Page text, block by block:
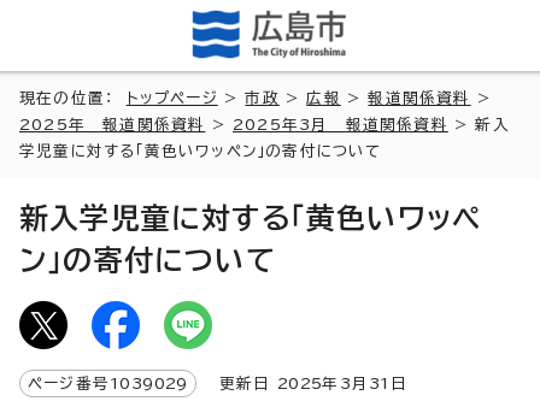
現在の位置： トップページ >市政 >広報 >報道関係資料
>
2025年 報道関係資料
> 2025年3月 報道関係資料
> 新入
学児童に対する「黄色いワッペン」の寄付について
新入学児童に対する「黄色いワッペ
ン」の寄付について
ページ番号 1039029 更新日 2025年3月 31 日